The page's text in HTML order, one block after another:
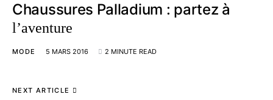
Chaussures Palladium : partez à
l’aventure
MODE 5 MARS 2016 2 MINUTE READ
NEXT ARTICLE